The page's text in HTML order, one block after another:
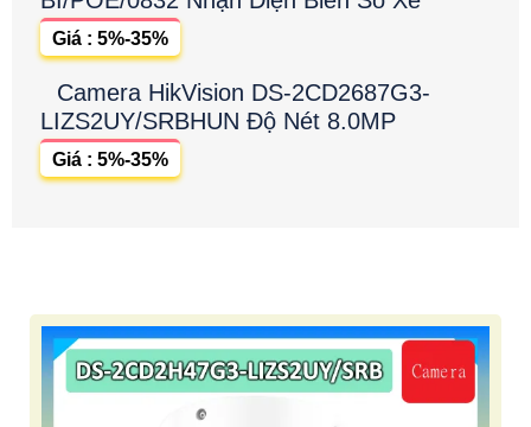
Giá : 5%-35%
Camera HikVision DS-2CD2687G3-
LIZS2UY/SRBHUN Độ Nét 8.0MP
Giá : 5%-35%